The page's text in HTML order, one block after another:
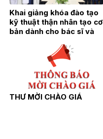
Khai giảng khóa đào tạo
kỹ thuật thận nhân tạo cơ
bản dành cho bác sĩ và
THƯ MỜI CHÀO GIÁ